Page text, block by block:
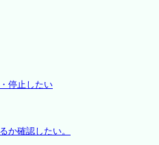
停止したい
か確認したい。